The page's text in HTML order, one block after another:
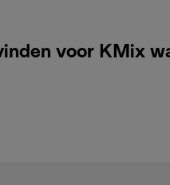
voor KMix